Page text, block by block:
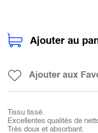
Ajouter au
Ajouter aux
Tissu tissé.
Excellentes qualités de
Très doux et absorbant.